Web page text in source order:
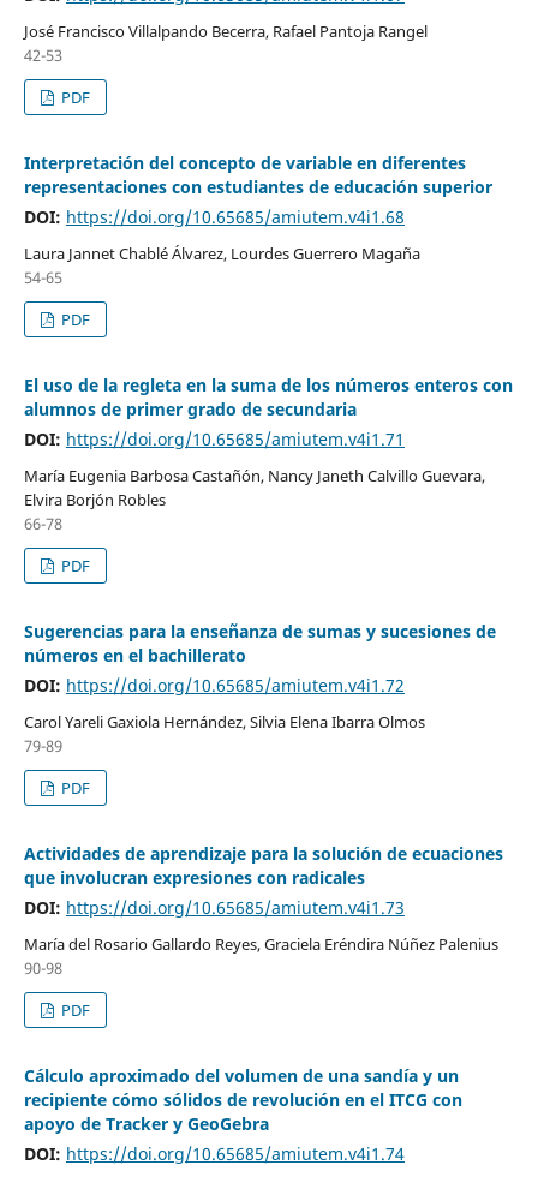
José Francisco Villalpando Becerra, Rafael Pantoja Rangel
42-53
PDF
Interpretación del concepto de variable en diferentes
representaciones con estudiantes de educación superior
DOI: https://doi.org/10.65685/amiutem.v4i1.68
Laura Jannet Chablé Álvarez, Lourdes Guerrero Magaña
54-65
PDF
El uso de la regleta en la suma de los números enteros con
alumnos de primer grado de secundaria
DOI: https://doi.org/10.65685/amiutem.v4i1.71
María Eugenia Barbosa Castañón, Nancy Janeth Calvillo Guevara,
Elvira Borjón Robles
66-78
PDF
Sugerencias para la enseñanza de sumas y sucesiones de
números en el bachillerato
DOI: https://doi.org/10.65685/amiutem.v4i1.72
Carol Yareli Gaxiola Hernández, Silvia Elena Ibarra Olmos
79-89
PDF
Actividades de aprendizaje para la solución de ecuaciones
que involucran expresiones con radicales
DOI: https://doi.org/10.65685/amiutem.v4i1.73
María del Rosario Gallardo Reyes, Graciela Eréndira Núñez Palenius
90-98
PDF
Cálculo aproximado del volumen de una sandía y un
recipiente cómo sólidos de revolución en el ITCG con
apoyo de Tracker y GeoGebra
DOI: https://doi.org/10.65685/amiutem.v4i1.74